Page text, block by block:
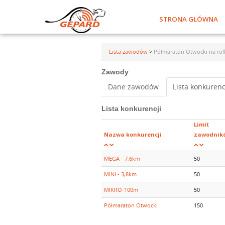
STRONA GŁÓWNA
Lista zawodów > Półmaraton Otwocki na
Zawody
Dane zawodów Lista
Lista konkurencji
Nazwa konkurencji
Limit
MEGA - 7,6km 50
MINI - 3,8km 50
MIKRO-100m 50
Półmaraton Otwocki 150